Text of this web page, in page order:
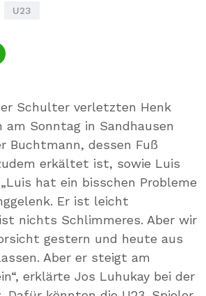
U23
Schulter verletzten Henk
am Sonntag in Sandhausen
Buchtmann, dessen Fuß
erkältet ist, sowie Luis
hat ein bisschen Probleme
Er ist leicht
nichts Schlimmeres. Aber wir
gestern und heute aus
Aber er steigt am
erklärte Jos Luhukay bei der